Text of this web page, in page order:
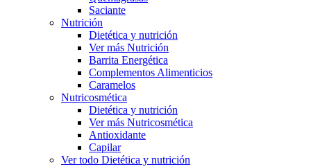
Saciante
Nutrición
Dietética y nutrición
Ver más Nutrición
Barrita Energética
Complementos Alimenticios
Caramelos
Nutricosmética
Dietética y nutrición
Ver más Nutricosmética
Antioxidante
Capilar
Ver todo Dietética y nutrición